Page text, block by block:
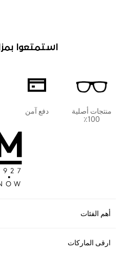
استمتعوا
منتجات أصلية
100٪
دفع آمن
أهم الفئات
ارقى الماركات